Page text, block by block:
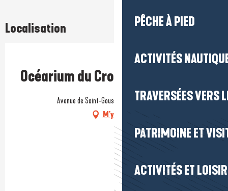
PÊCHE À PIED
ACTIVITÉS
TRAVERSÉES VERS
PATRIMOINE ET
ACTIVITÉS ET
Localisation
Océarium du Croisic
Prestataire engagé dans une démarche environnementale
Avenue de Saint-Goustan, 44490 Le Croisic
M'y rendre